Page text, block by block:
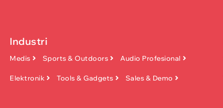
Industri
Medis Sports & Outdoors Audio Profesional
Elektronik Tools & Gadgets Sales & Demo